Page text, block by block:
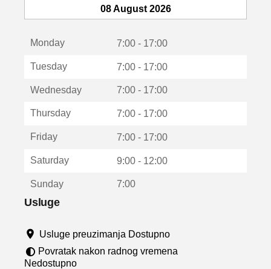
o
u
u
08 August 2026
Monday 7:00 - 17:00
Tuesday 7:00 - 17:00
Wednesday 7:00 - 17:00
Thursday 7:00 - 17:00
Friday 7:00 - 17:00
Saturday 9:00 - 12:00
Sunday 7:00
Usluge
Usluge preuzimanja Dostupno
Povratak nakon radnog vremena
Nedostupno